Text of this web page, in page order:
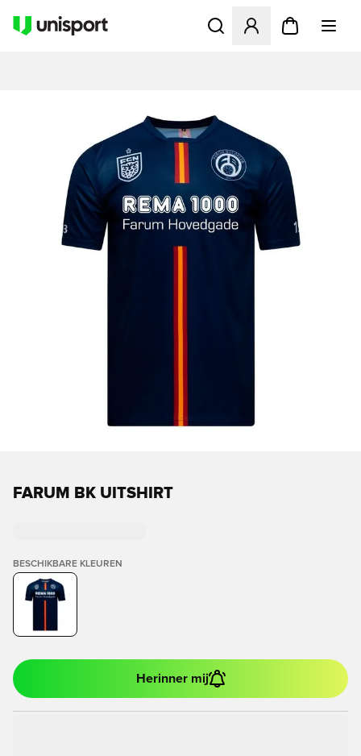
Opent een venster om in
FARUM BK UITSHIRT
BESCHIKBARE KLEUREN
Herinner mij